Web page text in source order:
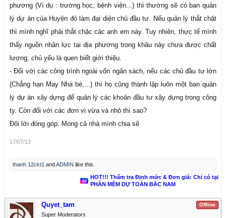
thêm năng lực khi xét giao chủ đầu tư. Đồng thời cũng phải đặt vấn đề
về quyền hạn nhưng gắn liền với trách nhiệm của cấp có thẩm quyền
quyết định đầu tư nếu cấp nay giao dự án nhầm cho chủ đầu tư không
đủ năng lực.
phương (Ví dụ : trường học, bệnh viện...) thì thường sẽ có ban quản
lý dự án của Huyện đó làm đại diện chủ đầu tư. Nếu quản lý thắt chặt
thì mình nghĩ phải thắt chặc các anh em này. Tuy nhiên, thực tế mình
thấy nguồn nhân lực tại địa phương trong khâu này chưa được chất
lượng, chủ yếu là quen biết giới thiệu.
- Đối với các công trình ngoài vốn ngân sách, nếu các chủ đầu tư lớn
(Chẳng hạn May Nhà bè,...) thì họ cũng thành lập luôn một ban quản
lý dự án xây dựng để quản lý các khoản đầu tư xây dựng trong công
ty. Còn đối với các đơn vị vừa và nhỏ thì sao?
Đôi lời đóng góp. Mong cả nhà mình chia sẽ
17/07/13
thanh 12ckt1 andADMIN like this.
HOT!!! Thẩm tra Định mức & Đơn giá: Chỉ có tại
PHẦN MỀM DỰ TOÁN BẮC NAM
Offline
Quyet_tam
Super Moderators